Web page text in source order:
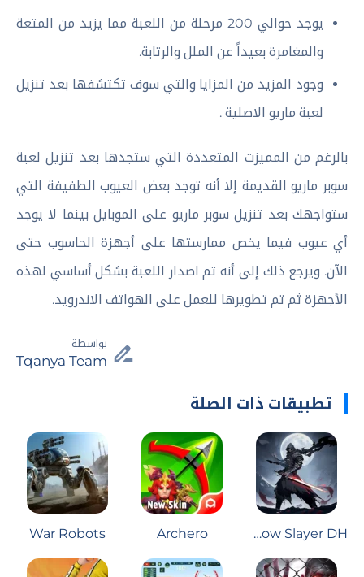
يوجد حوالي 200 مرحلة من اللعبة مما يزيد من المتعة
والمغامرة بعيداً عن الملل والرتابة.
وجود المزيد من المزايا والتي سوف تكتشفها بعد تنزيل
لعبة ماريو الاصلية .
بالرغم من المميزت المتعددة التي ستجدها بعد تنزيل لعبة
سوبر ماريو القديمة إلا أنه توجد بعض العيوب الطفيفة التي
ستواجهك بعد تنزيل سوبر ماريو على الموبايل بينما لا يوجد
أي عيوب فيما يخص ممارستها على أجهزة الحاسوب حتى
الآن. ويرجع ذلك إلى أنه تم اصدار اللعبة بشكل أساسي لهذه
الأجهزة ثم تم تطويرها للعمل على الهواتف الاندرويد.
بواسطة
Tqanya Team
تطبيقات ذات الصلة
Shadow Slayer DH
Archero
War Robots